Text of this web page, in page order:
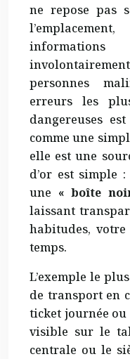
ne repose pas
personnes
erreurs les
dangereuses
comme une
elle est une
d’or est simple
une « boîte
laissant
habitudes,
temps.
L’exemple le
de transport en
ticket journée ou
visible sur le
centrale ou le